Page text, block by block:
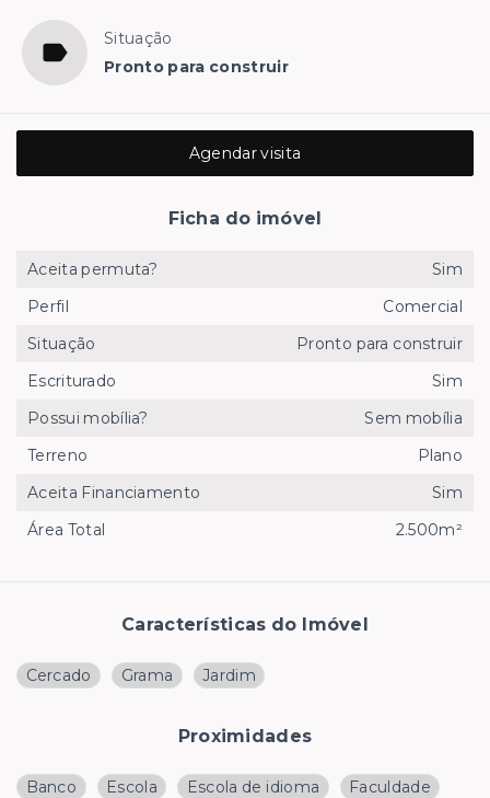
Situação
Pronto para construir
Características do Imóvel
Cercado Grama Jardim
Proximidades
Banco Escola Escola de idioma
Faculdade
Agendar visita
Ficha do imóvel
Aceita permuta?
Sim
Perfil
Comercial
Situação
Pronto para construir
Escriturado
Sim
Possui mobília?
Sem mobília
Terreno
Plano
Aceita Financiamento
Sim
Área Total
2.500m²